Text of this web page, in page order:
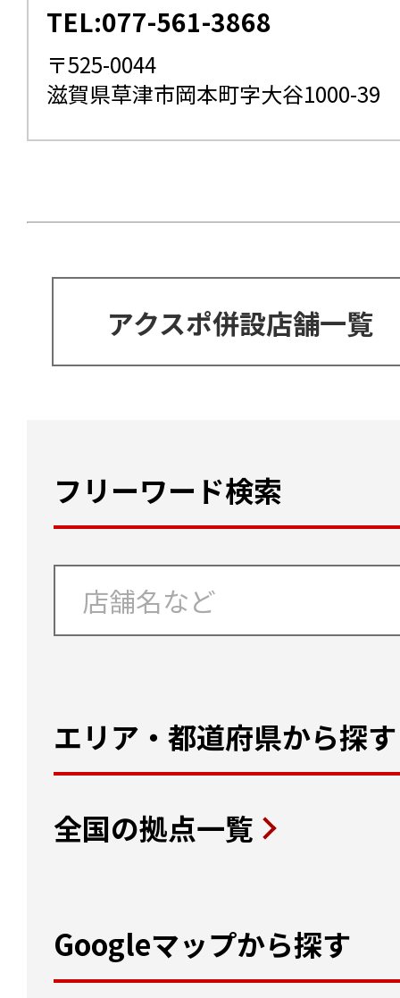
TEL:077-561-3868
〒525-0044
滋賀県草津市岡本町字大谷1000-39
アクスポ併設店舗一覧
フリーワード検索
エリア・都道府県から探す
全国の拠点一覧
Googleマップから探す